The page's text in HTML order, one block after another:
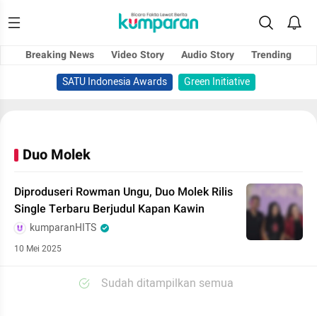
Breaking News Video Story Audio Story
Trending
SATU Indonesia Awards
Green Initiative
Duo Molek
Diproduseri Rowman Ungu, Duo Molek Rilis
Single Terbaru Berjudul Kapan Kawin
kumparanHITS
10 Mei 2025
Sudah ditampilkan semua